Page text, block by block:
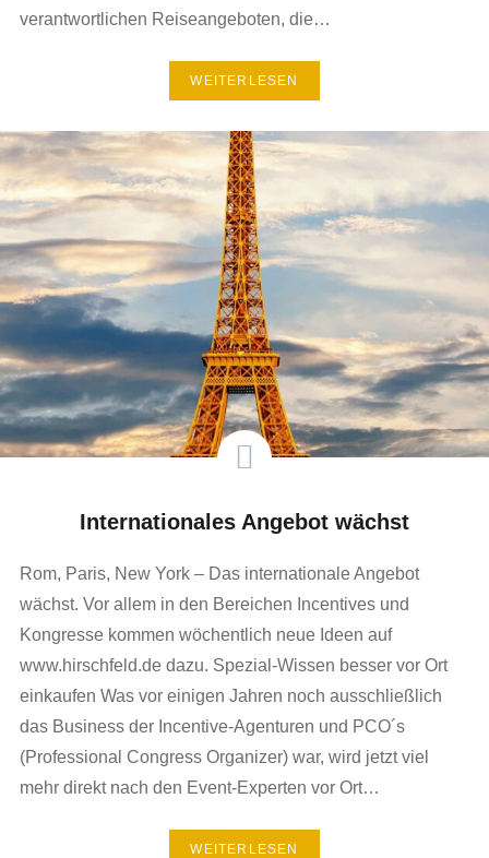
verantwortlichen Reiseangeboten, die…
WEITERLESEN
Internationales Angebot wächst
Rom, Paris, New York – Das internationale Angebot
wächst. Vor allem in den Bereichen Incentives und
Kongresse kommen wöchentlich neue Ideen auf
www.hirschfeld.de dazu. Spezial-Wissen besser vor Ort
einkaufen Was vor einigen Jahren noch ausschließlich
das Business der Incentive-Agenturen und PCO´s
(Professional Congress Organizer) war, wird jetzt viel
mehr direkt nach den Event-Experten vor Ort…
WEITERLESEN